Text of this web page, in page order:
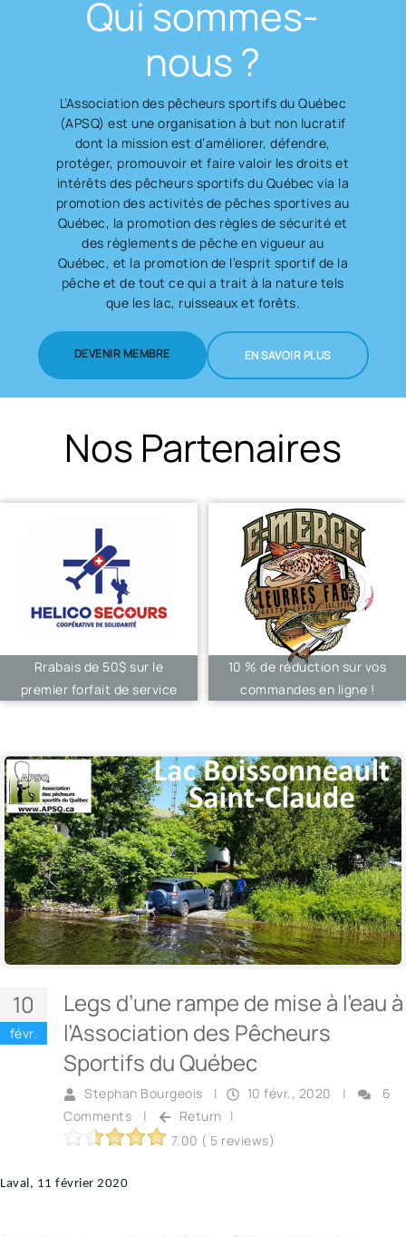
Qui sommes-
nous ?
L’Association des pêcheurs sportifs du Québec
(APSQ) est une organisation à but non lucratif
dont la mission est d’améliorer, défendre,
protéger, promouvoir et faire valoir les droits et
intérêts des pêcheurs sportifs du Québec via la
promotion des activités de pêches sportives au
Québec, la promotion des règles de sécurité et
des règlements de pêche en vigueur au
Québec, et la promotion de l’esprit sportif de la
pêche et de tout ce qui a trait à la nature tels
que les lac, ruisseaux et forêts.
DEVENIR MEMBRE EN SAVOIR PLUS
Nos Partenaires
Rrabais de 50$ sur le
premier forfait de service
10 % de réduction sur vos
commandes en ligne !
10
févr.
Legs d’une rampe de mise à l’eau à
l’Association des Pêcheurs
Sportifs du Québec
Stephan Bourgeois | 10 févr., 2020 |
6
Comments
| Return |
7.00 ( 5 reviews)
Laval, 11 février 2020